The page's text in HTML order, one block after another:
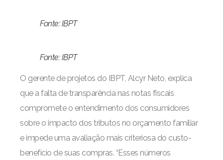
Fonte: IBPT
Fonte: IBPT
O gerente de projetos do IBPT, Alcyr Neto, explica
que a falta de transparência nas notas fiscais
compromete o entendimento dos consumidores
sobre o impacto dos tributos no orçamento familiar
e impede uma avaliação mais criteriosa do custo-
benefício de suas compras. “Esses números